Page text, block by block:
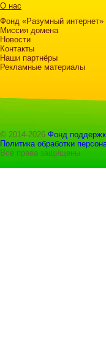
О нас
Фонд «Разумный интернет»
Миссия домена
Новости
Контакты
Наши партнёры
Рекламные материалы
© 2014-2026 Фонд
Политика обработки
Все права защищены